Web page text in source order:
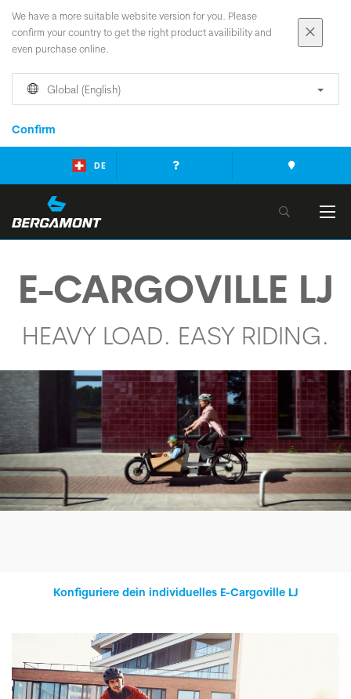
We have a more suitable website version for you. Please
confirm your country to get the right product availibility and
even purchase online.
Global (English)
Confirm
DE
E-CARGOVILLE LJ
HEAVY LOAD. EASY RIDING.
Konfiguriere dein individuelles E-Cargoville LJ